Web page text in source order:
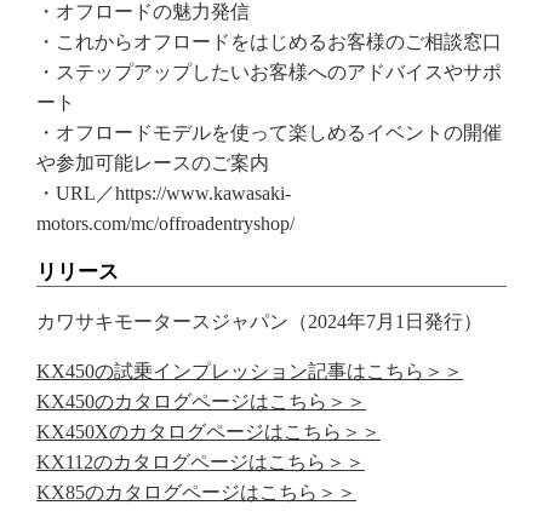
・オフロードの魅力発信
・これからオフロードをはじめるお客様のご相談窓口
・ステップアップしたいお客様へのアドバイスやサポ
ート
・オフロードモデルを使って楽しめるイベントの開催
や参加可能レースのご案内
・URL／https://www.kawasaki-
motors.com/mc/offroadentryshop/
リリース
カワサキモータースジャパン（2024年7月1日発行）
KX450の試乗インプレッション記事はこちら＞＞
KX450のカタログページはこちら＞＞
KX450Xのカタログページはこちら＞＞
KX112のカタログページはこちら＞＞
KX85のカタログページはこちら＞＞